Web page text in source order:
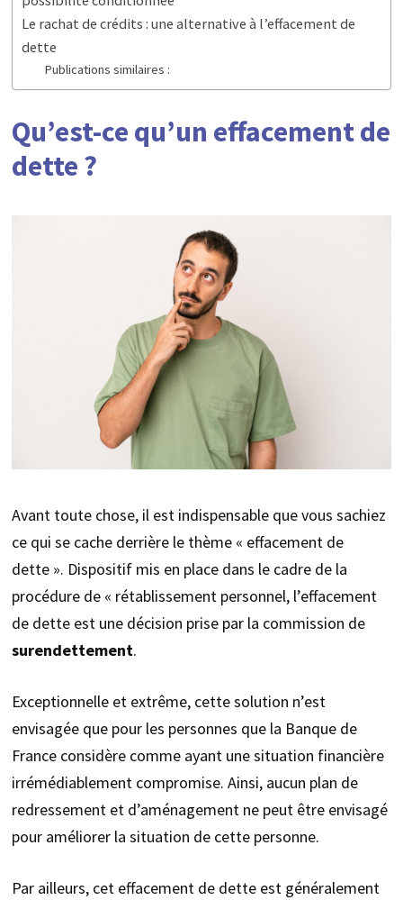
Le rachat de crédits : une alternative à l’effacement de
dette
Publications similaires :
Qu’est-ce qu’un effacement de
dette ?
Avant toute chose, il est indispensable que vous sachiez
ce qui se cache derrière le thème « effacement de
dette ». Dispositif mis en place dans le cadre de la
procédure de « rétablissement personnel, l’effacement
de dette est une décision prise par la commission de
surendettement.
Exceptionnelle et extrême, cette solution n’est
envisagée que pour les personnes que la Banque de
France considère comme ayant une situation financière
irrémédiablement compromise. Ainsi, aucun plan de
redressement et d’aménagement ne peut être envisagé
pour améliorer la situation de cette personne.
Par ailleurs, cet effacement de dette est généralement